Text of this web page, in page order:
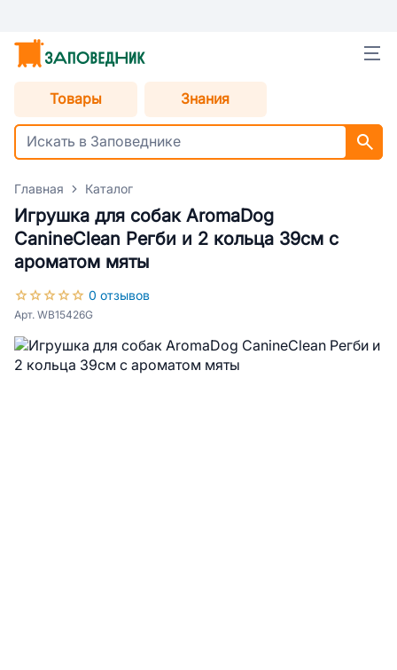
Товары Знания
Главная Каталог
Игрушка для собак AromaDog
CanineClean Регби и 2 кольца 39см с
ароматом мяты
0 отзывов
Арт. WB15426G